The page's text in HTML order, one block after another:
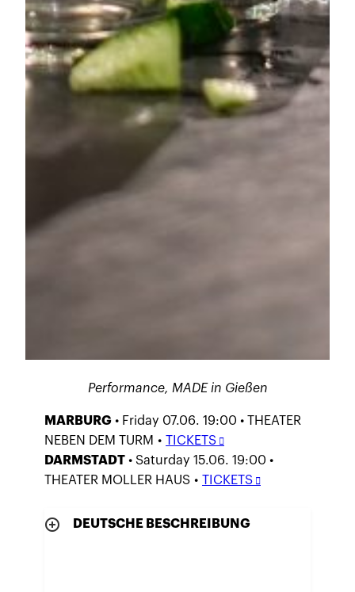
Performance, MADE in Gießen
MARBURG • Friday 07.06. 19:00 • THEATER
NEBEN DEM TURM •
TICKETS
DARMSTADT • Saturday 15.06. 19:00 •
THEATER MOLLER HAUS •
TICKETS
DEUTSCHE BESCHREIBUNG